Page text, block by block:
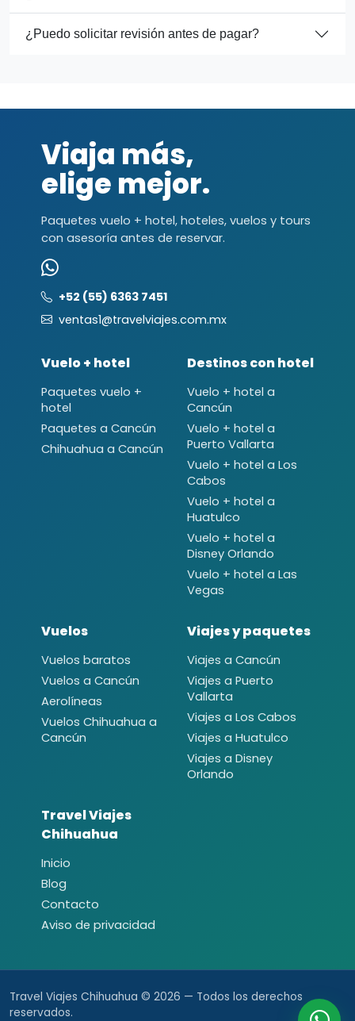
¿Puedo solicitar revisión antes de pagar?
Viaja más,
elige mejor.
Paquetes vuelo + hotel, hoteles, vuelos y tours
con asesoría antes de reservar.
+52 (55) 6363 7451
ventas1@travelviajes.com.mx
Vuelo + hotel
Paquetes vuelo +
hotel
Paquetes a Cancún
Chihuahua a Cancún
Destinos con hotel
Vuelo + hotel a
Cancún
Vuelo + hotel a
Puerto Vallarta
Vuelo + hotel a Los
Cabos
Vuelo + hotel a
Huatulco
Vuelo + hotel a
Disney Orlando
Vuelo + hotel a Las
Vegas
Vuelos
Vuelos baratos
Vuelos a Cancún
Aerolíneas
Vuelos Chihuahua a
Cancún
Viajes y paquetes
Viajes a Cancún
Viajes a Puerto
Vallarta
Viajes a Los Cabos
Viajes a Huatulco
Viajes a Disney
Orlando
Travel Viajes
Chihuahua
Inicio
Blog
Contacto
Aviso de privacidad
Travel Viajes Chihuahua © 2026 — Todos los derechos
reservados.